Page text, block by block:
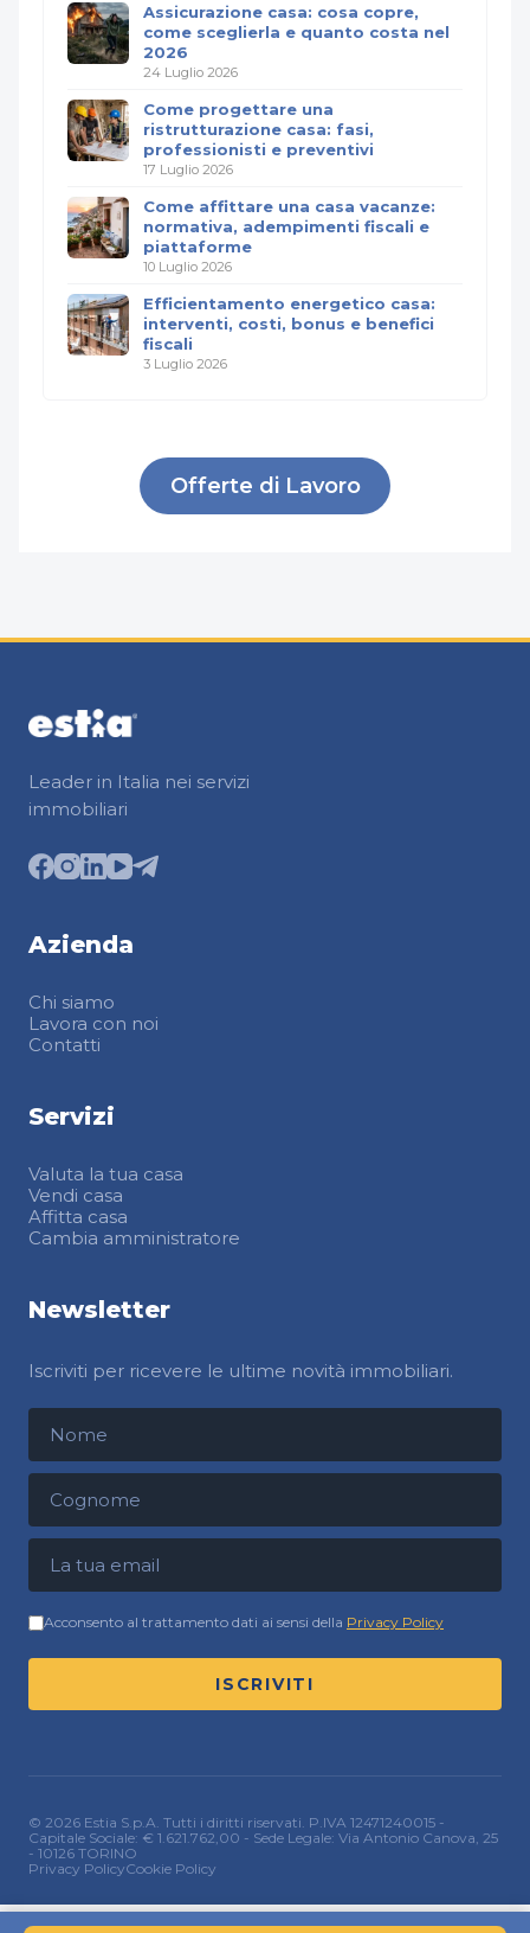
Assicurazione casa: cosa copre,
come sceglierla e quanto costa nel
2026
24 Luglio 2026
Come progettare una
ristrutturazione casa: fasi,
professionisti e preventivi
17 Luglio 2026
Come affittare una casa vacanze:
normativa, adempimenti fiscali e
piattaforme
10 Luglio 2026
Efficientamento energetico casa:
interventi, costi, bonus e benefici
fiscali
3 Luglio 2026
Offerte di Lavoro
Leader in Italia nei servizi
immobiliari
Azienda
Chi siamo
Lavora con noi
Contatti
Servizi
Valuta la tua casa
Vendi casa
Affitta casa
Cambia amministratore
Newsletter
Iscriviti per ricevere le ultime novità immobiliari.
Nome
Cognome
Indirizzo email
Acconsento al trattamento dati ai sensi della Privacy Policy
ISCRIVITI
© 2026 Estia S.p.A. Tutti i diritti riservati. P.IVA 12471240015 -
Capitale Sociale: € 1.621.762,00 - Sede Legale: Via Antonio Canova, 25
- 10126 TORINO
Privacy PolicyCookie Policy